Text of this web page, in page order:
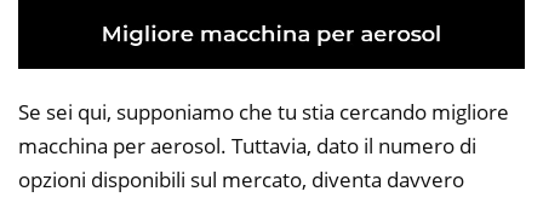
Se sei qui, supponiamo che tu stia cercando migliore
macchina per aerosol. Tuttavia, dato il numero di
opzioni disponibili sul mercato, diventa davvero